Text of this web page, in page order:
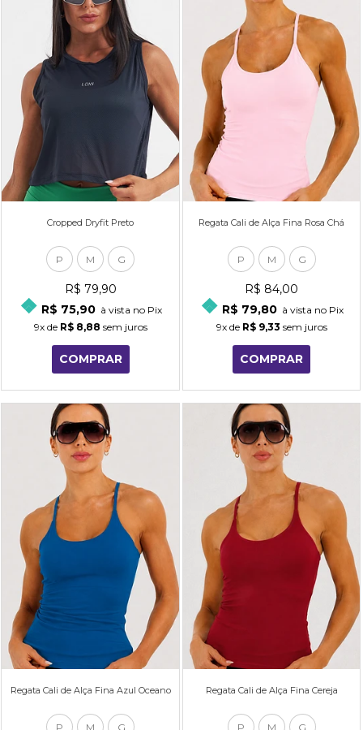
Cropped Dryfit Preto
P M G
R$ 79,90
R$ 75,90 à vista no Pix
9xde R$ 8,88 sem juros
COMPRAR
Regata Cali de Alça Fina Rosa Chá
P M G
R$ 84,00
R$ 79,80 à vista no Pix
9xde R$ 9,33 sem juros
COMPRAR
Regata Cali de Alça Fina Azul Oceano
P M G
Regata Cali de Alça Fina Cereja
P M G